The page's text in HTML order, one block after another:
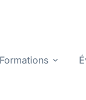
Formations